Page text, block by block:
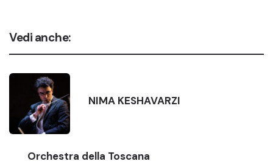
Vedi anche:
NIMA KESHAVARZI
Orchestra della Toscana